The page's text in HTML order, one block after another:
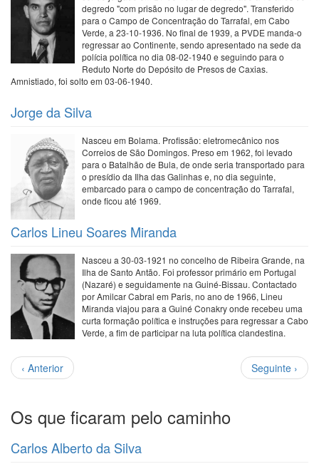
degredo "com prisão no lugar de degredo". Transferido
para o Campo de Concentração do Tarrafal, em Cabo
Verde, a 23-10-1936. No final de 1939, a PVDE manda-o
regressar ao Continente, sendo apresentado na sede da
polícia política no dia 08-02-1940 e seguindo para o
Reduto Norte do Depósito de Presos de Caxias.
Amnistiado, foi solto em 03-06-1940.
Jorge da Silva
Nasceu em Bolama. Profissão: eletromecânico nos
Correios de São Domingos. Preso em 1962, foi levado
para o Batalhão de Bula, de onde seria transportado para
o presídio da Ilha das Galinhas e, no dia seguinte,
embarcado para o campo de concentração do Tarrafal,
onde ficou até 1969.
Carlos Lineu Soares Miranda
Nasceu a 30-03-1921 no concelho de Ribeira Grande, na
Ilha de Santo Antão. Foi professor primário em Portugal
(Nazaré) e seguidamente na Guiné-Bissau. Contactado
por Amilcar Cabral em Paris, no ano de 1966, Lineu
Miranda viajou para a Guiné Conakry onde recebeu uma
curta formação política e instruções para regressar a Cabo
Verde, a fim de participar na luta política clandestina.
Paginação
Página
anterior
‹ Anterior
Próxima
página
Seguinte ›
Os que ficaram pelo caminho
Carlos Alberto da Silva